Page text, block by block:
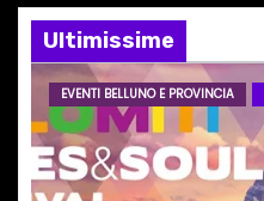
n
e
a
r
Ultimissime
EVENTI BELLUNO E PROVINCIA